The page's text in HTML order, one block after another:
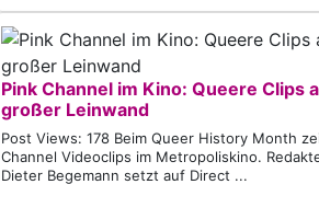
Pink Channel im Kino: Queere Clips
großer Leinwand
Post Views: 178 Beim Queer History Month
Channel Videoclips im Metropoliskino.
Dieter Begemann setzt auf Direct ...